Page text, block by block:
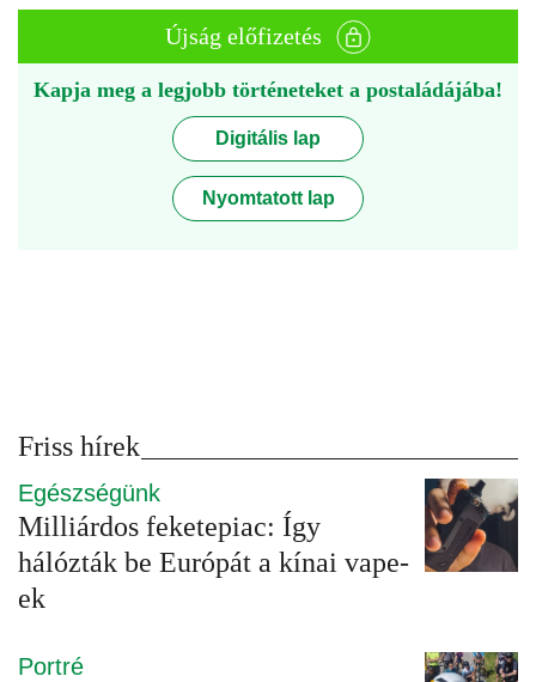
Újság előfizetés
Kapja meg a legjobb történeteket a postaládájába!
Digitális lap
Nyomtatott lap
Friss hírek
Egészségünk
Milliárdos feketepiac: Így
hálózták be Európát a kínai vape-
ek
Portré